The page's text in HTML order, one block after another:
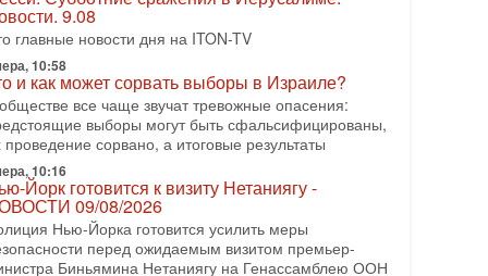
2026, 15:23
задыхается. КСИР готовит удар! Россия
последних союзников. Путин - псих!
ITON-TV доктор Эльдар Намазов , историк,
в прошлом – помощник Президента
Гейдара Алиева . Ведет программу
2026, 11:09
в Израиле в опасности?! ШАБАК
спецотдел
выпуске мы разбираем одну из самых тревожных
израильской политики. Известно, что израильская
общей безопасности (ШАБАК) создала
9.08
главные новости дня на ITON-TV
10:58
и как может сорвать выборы в Израиле?
все чаще звучат тревожные опасения:
выборы могут быть сфальсифицированы,
проведение сорвано, а итоговые результаты
10:16
Йорк готовится к визиту Нетаниягу -
09/08/2026
Нью-Йорка готовится усилить меры
перед ожидаемым визитом премьер-
Биньямина Нетаниягу на Генассамблею ООН